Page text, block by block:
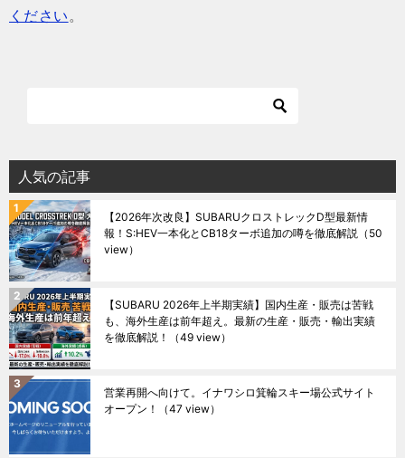
ください。
人気の記事
【2026年次改良】SUBARUクロストレックD型最新情
報！S:HEV一本化とCB18ターボ追加の噂を徹底解説 （50
view）
【SUBARU 2026年上半期実績】国内生産・販売は苦戦
も、海外生産は前年超え。最新の生産・販売・輸出実績
を徹底解説！
（49 view）
営業再開へ向けて。イナワシロ箕輪スキー場公式サイト
オープン！
（47 view）